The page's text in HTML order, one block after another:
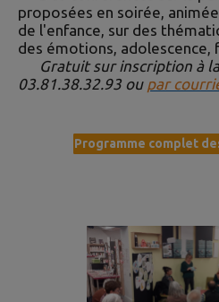
proposées en soirée,
de l'enfance, sur des
des émotions, adolescence,
Gratuit sur inscription à
03.81.38.32.93 ou par
Programme complet